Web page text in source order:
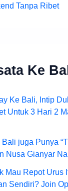
Tanpa Ribet
Ke
Ke Bali, Intip
Untuk 3 Hari 2
juga Punya
Nusa Gianyar
Mau Repot Urus
Sendiri? Join